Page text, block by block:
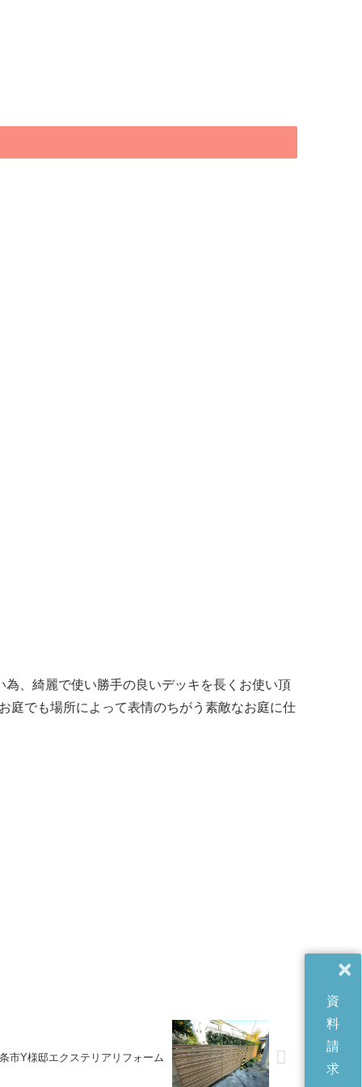
、綺麗で使い勝手の良いデッキを長くお使い頂
庭でも場所によって表情のちがう素敵なお庭に仕
市Y様邸エクステリアリフォーム
×
資
料
請
求